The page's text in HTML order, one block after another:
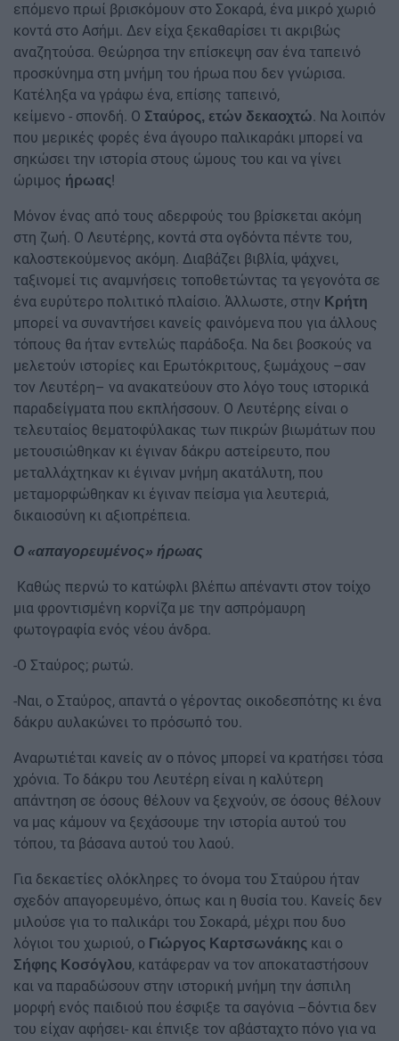
επόμενο πρωί βρισκόμουν στο Σοκαρά, ένα μικρό χωριό
κοντά στο Ασήμι. Δεν είχα ξεκαθαρίσει τι ακριβώς
αναζητούσα. Θεώρησα την επίσκεψη σαν ένα ταπεινό
προσκύνημα στη μνήμη του ήρωα που δεν γνώρισα.
Κατέληξα να γράφω ένα, επίσης ταπεινό,
κείμενο - σπονδή. Ο Σταύρος, ετών δεκαοχτώ. Να λοιπόν
που μερικές φορές ένα άγουρο παλικαράκι μπορεί να
σηκώσει την ιστορία στους ώμους του και να γίνει
ώριμος ήρωας!
Μόνον ένας από τους αδερφούς του βρίσκεται ακόμη
στη ζωή. Ο Λευτέρης, κοντά στα ογδόντα πέντε του,
καλοστεκούμενος ακόμη. Διαβάζει βιβλία, ψάχνει,
ταξινομεί τις αναμνήσεις τοποθετώντας τα γεγονότα σε
ένα ευρύτερο πολιτικό πλαίσιο. Άλλωστε, στην Κρήτη
μπορεί να συναντήσει κανείς φαινόμενα που για άλλους
τόπους θα ήταν εντελώς παράδοξα. Να δει βοσκούς να
μελετούν ιστορίες και Ερωτόκριτους, ξωμάχους –σαν
τον Λευτέρη– να ανακατεύουν στο λόγο τους ιστορικά
παραδείγματα που εκπλήσσουν. Ο Λευτέρης είναι ο
τελευταίος θεματοφύλακας των πικρών βιωμάτων που
μετουσιώθηκαν κι έγιναν δάκρυ αστείρευτο, που
μεταλλάχτηκαν κι έγιναν μνήμη ακατάλυτη, που
μεταμορφώθηκαν κι έγιναν πείσμα για λευτεριά,
δικαιοσύνη κι αξιοπρέπεια.
Ο «απαγορευμένος» ήρωας
Καθώς περνώ το κατώφλι βλέπω απέναντι στον τοίχο
μια φροντισμένη κορνίζα με την ασπρόμαυρη
φωτογραφία ενός νέου άνδρα.
-Ο Σταύρος; ρωτώ.
-Ναι, ο Σταύρος, απαντά ο γέροντας οικοδεσπότης κι ένα
δάκρυ αυλακώνει το πρόσωπό του.
Αναρωτιέται κανείς αν ο πόνος μπορεί να κρατήσει τόσα
χρόνια. Το δάκρυ του Λευτέρη είναι η καλύτερη
απάντηση σε όσους θέλουν να ξεχνούν, σε όσους θέλουν
να μας κάμουν να ξεχάσουμε την ιστορία αυτού του
τόπου, τα βάσανα αυτού του λαού.
Για δεκαετίες ολόκληρες το όνομα του Σταύρου ήταν
σχεδόν απαγορευμένο, όπως και η θυσία του. Κανείς δεν
μιλούσε για το παλικάρι του Σοκαρά, μέχρι που δυο
λόγιοι του χωριού, ο Γιώργος Καρτσωνάκης και ο
Σήφης Κοσόγλου, κατάφεραν να τον αποκαταστήσουν
και να παραδώσουν στην ιστορική μνήμη την άσπιλη
μορφή ενός παιδιού που έσφιξε τα σαγόνια –δόντια δεν
του είχαν αφήσει- και έπνιξε τον αβάσταχτο πόνο για να